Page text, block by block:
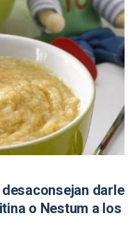
darle
o Nestum a los